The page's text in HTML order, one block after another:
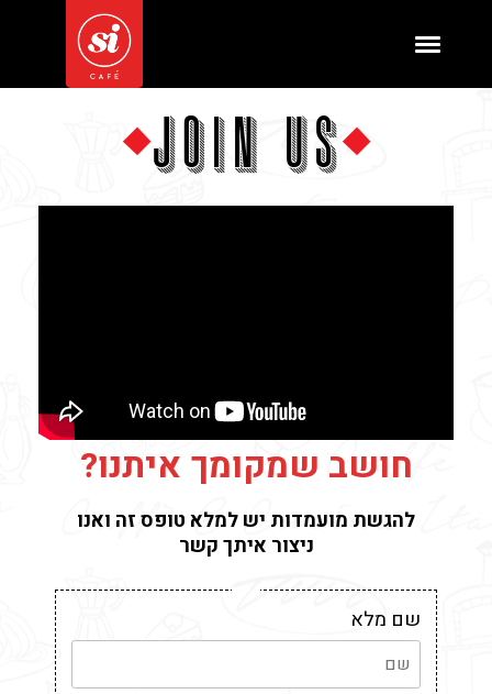
JOIN US
חושב שמקומך איתנו?
להגשת מועמדות יש למלא טופס זה ואנו
ניצור איתך קשר
שם מלא